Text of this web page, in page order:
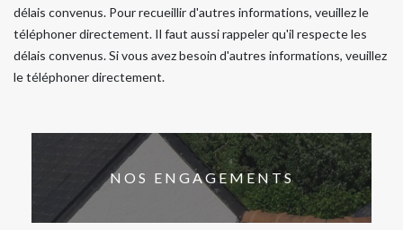
délais convenus. Pour recueillir d'autres informations, veuillez le
téléphoner directement. Il faut aussi rappeler qu'il respecte les
délais convenus. Si vous avez besoin d'autres informations, veuillez
le téléphoner directement.
NOS ENGAGEMENTS